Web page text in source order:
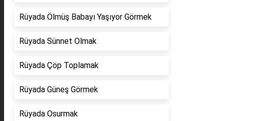
Rüyada Ölmüş Babayı Yaşıyor Görmek
Rüyada Sünnet Olmak
Rüyada Çöp Toplamak
Rüyada Güneş Görmek
Rüyada Osurmak